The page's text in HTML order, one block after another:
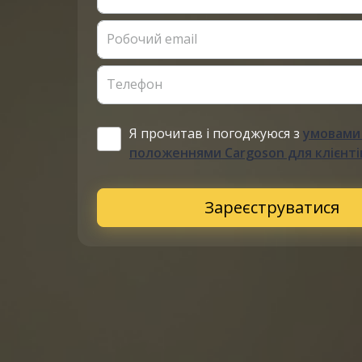
Робочий email
Телефон
Я прочитав і погоджуюся з
положеннями Cargoson для
Зареєструватися